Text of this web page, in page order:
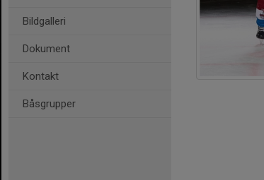
Bildgalleri
Dokument
Kontakt
Båsgrupper